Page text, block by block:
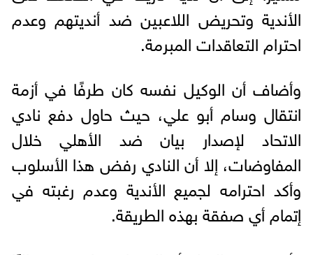
الأندية وتحريض اللاعبين ضد أنديتهم وعدم
احترام التعاقدات المبرمة.
وأضاف أن الوكيل نفسه كان طرفًا في أزمة
انتقال وسام أبو علي، حيث حاول دفع نادي
الاتحاد لإصدار بيان ضد الأهلي خلال
المفاوضات، إلا أن النادي رفض هذا الأسلوب
وأكد احترامه لجميع الأندية وعدم رغبته في
إتمام أي صفقة بهذه الطريقة.